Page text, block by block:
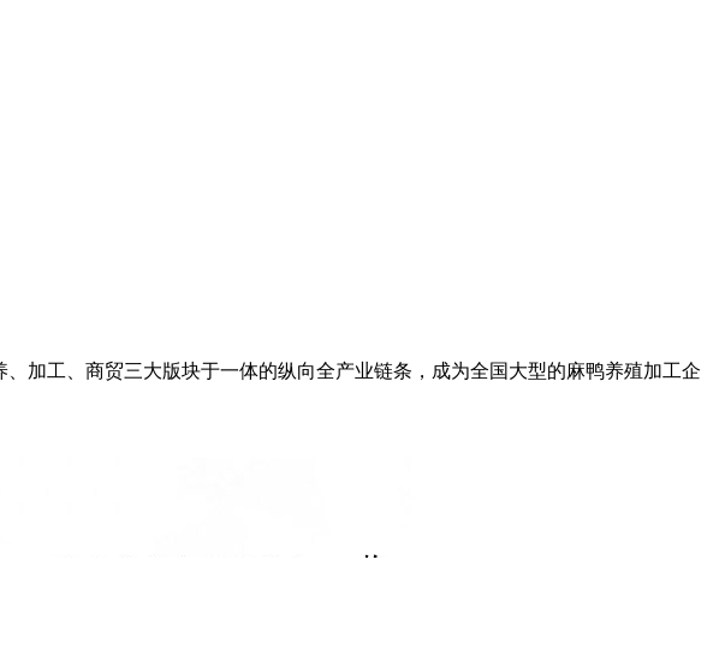
加工、商贸三大版块于一体的纵向全产业链条，成为全国大型的麻鸭养殖加工企